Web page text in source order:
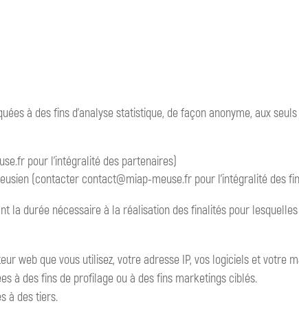
à des fins d’analyse statistique, de façon anonyme, aux
pour l’intégralité des partenaires)
(contacter contact@miap-meuse.fr pour l’intégralité des
la durée nécessaire à la réalisation des finalités pour
web que vous utilisez, votre adresse IP, vos logiciels et votre
à des fins de profilage ou à des fins marketings ciblés.
à des tiers.